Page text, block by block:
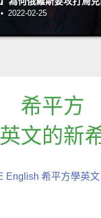
2022-02-25
希平方
文的新
English 希平方學英文